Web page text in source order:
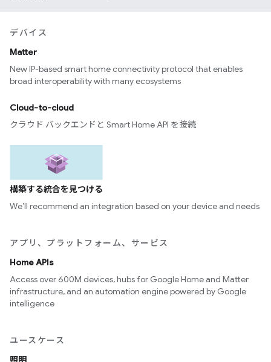
デバイス
Matter
New IP-based smart home connectivity protocol that enables
broad interoperability with many ecosystems
Cloud-to-cloud
クラウド バックエンドと Smart Home API を接続
構築する統合を見つける
We’ll recommend an integration based on your device and needs
アプリ、プラットフォーム、サービス
Home APIs
Access over 600M devices, hubs for Google Home and Matter
infrastructure, and an automation engine powered by Google
intelligence
ユースケース
照明